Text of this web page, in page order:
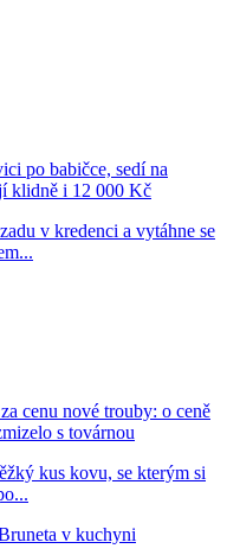
po babičce, sedí na
klidně i 12 000 Kč
v kredenci a vytáhne se
cenu nové trouby: o ceně
s továrnou
kus kovu, se kterým si
v kuchyni